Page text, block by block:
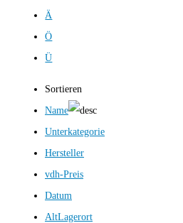
Ä
Ö
Ü
Sortieren
Name
Unterkategorie
Hersteller
vdh-Preis
Datum
AltLagerort